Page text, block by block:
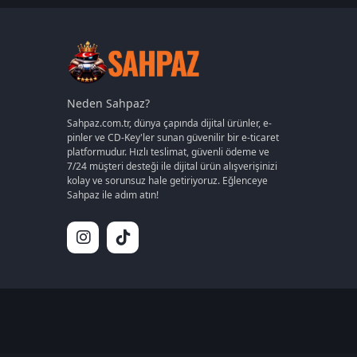
Apex Legends
Epic Games
Ubisoft
Rockstar Games
Blizzard Entertainment
Microsoft Store
IGG
Sony
Nintendo
Supercell
Neden Sahpaz?
Sahpaz.com.tr, dünya çapında dijital ürünler, e-
pinler ve CD-Key'ler sunan güvenilir bir e-ticaret
platformudur. Hızlı teslimat, güvenli ödeme ve
7/24 müşteri desteği ile dijital ürün alışverişinizi
kolay ve sorunsuz hale getiriyoruz. Eğlenceye
Sahpaz ile adım atın!